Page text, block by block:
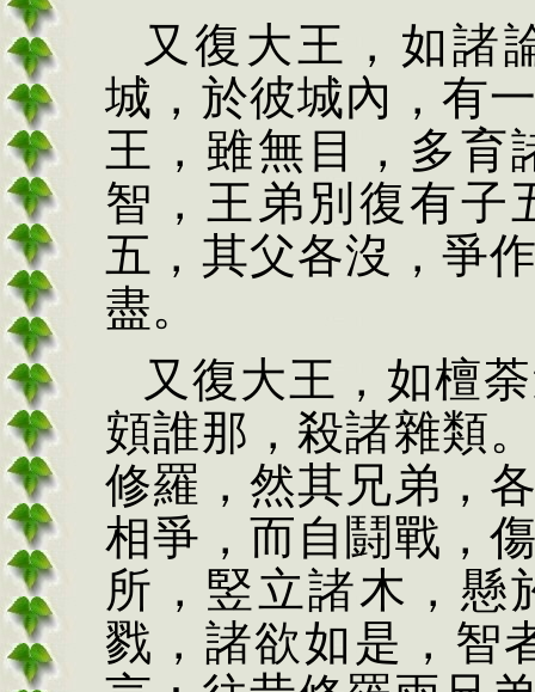
又復大王，如諸
城，於彼城內，有
王，雖無目，多育
智，王弟別復有子
五，其父各沒，爭
盡。
又復大王，如檀
頞誰那，殺諸雜類
修羅，然其兄弟，
相爭，而自鬪戰，
所，竪立諸木，懸
戮，諸欲如是，智